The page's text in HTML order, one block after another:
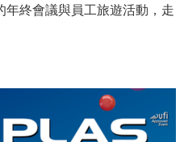
年終會議與員工旅遊活動，走